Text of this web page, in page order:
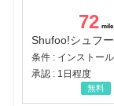
72
Shufoo!シュフー
承認 : 1日程度
無料